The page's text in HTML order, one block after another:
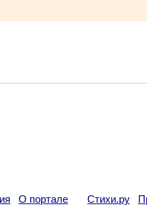
О портале Стихи.ру